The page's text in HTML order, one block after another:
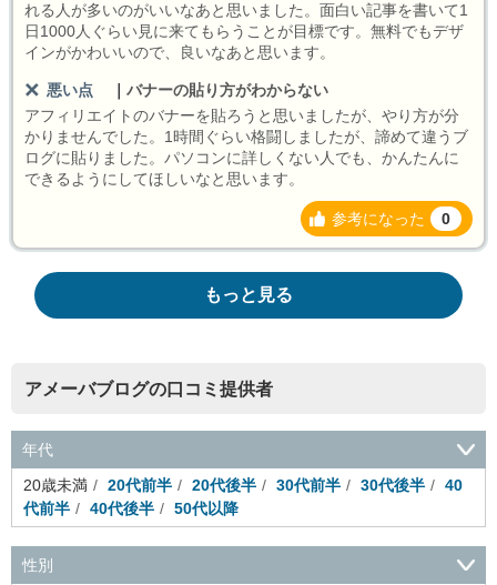
れる人が多いのがいいなあと思いました。面白い記事を書いて1
日1000人ぐらい見に来てもらうことが目標です。無料でもデザ
インがかわいいので、良いなあと思います。
悪い点
バナーの貼り方がわからない
アフィリエイトのバナーを貼ろうと思いましたが、やり方が分
かりませんでした。1時間ぐらい格闘しましたが、諦めて違うブ
ログに貼りました。パソコンに詳しくない人でも、かんたんに
できるようにしてほしいなと思います。
参考になった 0
もっと見る
アメーバブログの口コミ提供者
年代
20歳未満
20代前半 20代後半 30代前半 30代後半
40
代前半
40代後半 50代以降
性別